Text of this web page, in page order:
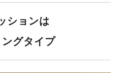
ションは
グタイプ